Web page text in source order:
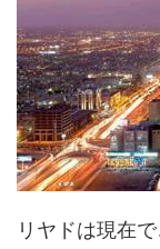
リヤドは現在